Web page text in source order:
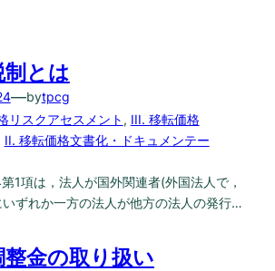
制とは
—bytpcg
リスクアセスメント , III. 移転価格
II. 移転価格文書化・ドキュメンテー
1項は，法人が国外関連者(外国法人で，
ずれか一方の法人が他方の法人の発行…
金の取り扱い